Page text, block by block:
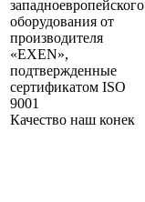
западноевропейского
оборудования от
производителя
«EXEN»,
подтвержденные
сертификатом ISO
9001
Качество наш конек